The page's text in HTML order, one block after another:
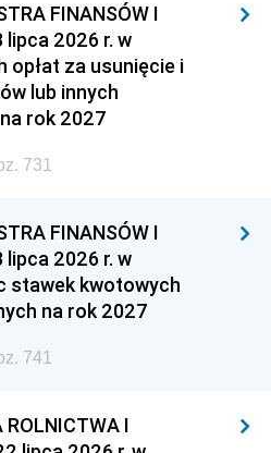
FINANSÓW I
lipca 2026 r. w
opłat za usunięcie i
lub innych
rok 2027
731
FINANSÓW I
lipca 2026 r. w
stawek kwotowych
na rok 2027
741
ROLNICTWA I